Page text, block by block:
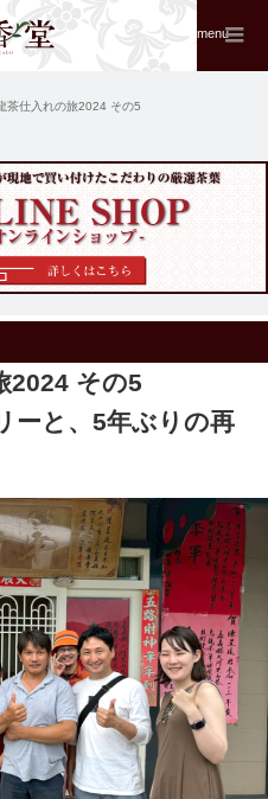
menu
茶仕入れの旅2024 その5
2024 その5
ーと、5年ぶりの再